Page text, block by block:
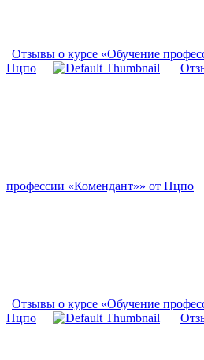
Отзывы о курсе «Обучение
Нцпо
профессии «Комендант»» от Нцпо
Отзывы о курсе «Обучение
Нцпо